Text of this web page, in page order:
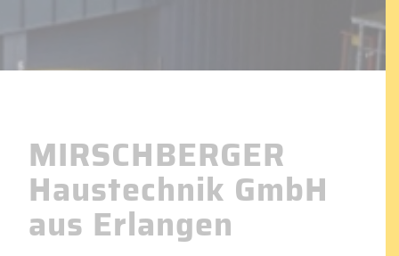
MIRSCHBERGER
Haustechnik GmbH
aus Erlangen